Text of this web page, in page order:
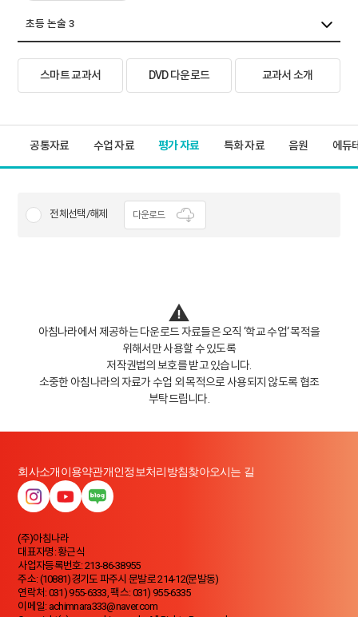
스마트 교과서 DVD 다운로드 교과서 소개
공통자료 수업 자료 평가 자료 특화 자료 음원 에듀
전체선택/해제 다운로드
아침나라에서 제공하는 다운로드 자료들은 오직 ‘학교 수업‘ 목적을
위해서만 사용할 수 있도록
저작권법의 보호를 받고 있습니다.
소중한 아침나라의 자료가 수업 외 목적으로 사용되지 않도록 협조
부탁드립니다.
회사소개 이용약관개인정보처리방침찾아오시는 길
(주)아침나라
대표자명: 황근식
사업자등록번호: 213-86-38955
주소: (10881)경기도 파주시 문발로 214-12(문발동)
연락처: 031) 955-6333, 팩스: 031) 955-6335
이메일: achimnara333@naver.com